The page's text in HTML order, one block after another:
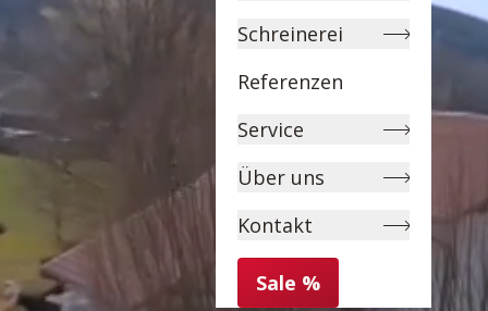
Schreinerei
Referenzen
Service
Über uns
Kontakt
Sale %